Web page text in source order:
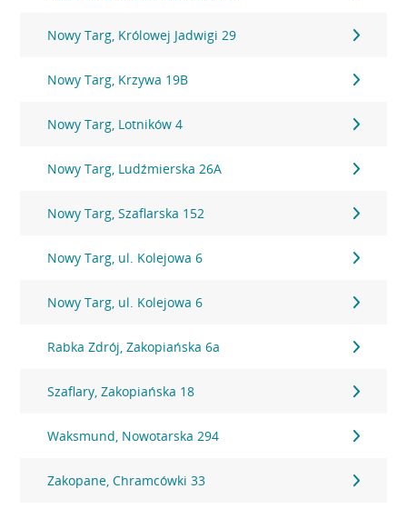
Nowy Targ, Królowej Jadwigi 29
Nowy Targ, Krzywa 19B
Nowy Targ, Lotników 4
Nowy Targ, Ludźmierska 26A
Nowy Targ, Szaflarska 152
Nowy Targ, ul. Kolejowa 6
Nowy Targ, ul. Kolejowa 6
Rabka Zdrój, Zakopiańska 6a
Szaflary, Zakopiańska 18
Waksmund, Nowotarska 294
Zakopane, Chramcówki 33